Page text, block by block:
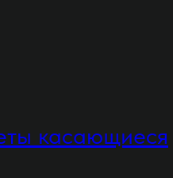
касающиеся